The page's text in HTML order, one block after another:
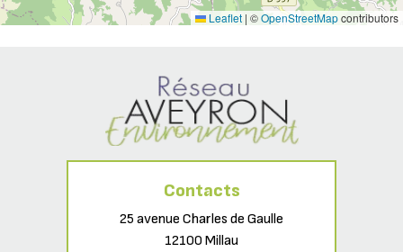
Leaflet | ©OpenStreetMapcontributors
Contacts
25 avenue Charles de Gaulle
12100 Millau